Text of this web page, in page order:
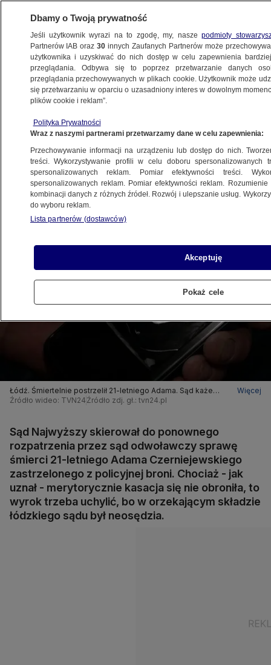
POZNAŃ
Sprawa wraca do sądu, powodem
neosędzia
10.06.2025, 15:16Aktualizacja:10.06.2025, 16:21
Posłuchaj artykułu
Czyta lektor AI
Łódź. Śmiertelnie postrzelił 21-letniego Adama. Sąd każe
powtórzyć proces
Więcej
Źródło wideo: TVN24 Źródło zdj. gł.: tvn24.pl
Sąd Najwyższy skierował do ponownego
rozpatrzenia przez sąd odwoławczy sprawę
śmierci 21-letniego Adama Czerniejewskiego
zastrzelonego z policyjnej broni. Chociaż - jak
uznał - merytorycznie kasacja się nie obroniła, to
wyrok trzeba uchylić, bo w orzekającym składzie
łódzkiego sądu był neosędzia.
Dbamy o Twoją prywatność
Jeśli użytkownik wyrazi na to zgodę, my, naszepodmioty
Partnerów IAB oraz30 innych Zaufanych Partnerów może
użytkownika i uzyskiwać do nich dostęp w celu zapewnienia
przeglądania. Odbywa się to poprzez przetwarzanie danych
przeglądania przechowywanych w plikach cookie. Użytkownik może
się przetwarzaniu w oparciu o uzasadniony interes w dowolnym
plików cookie i reklam”.
Polityka Prywatności
Wraz z naszymi partnerami przetwarzamy dane w celu zapewnienia:
Przechowywanie informacji na urządzeniu lub dostęp do nich.
treści. Wykorzystywanie profili w celu doboru spersonalizowanych
spersonalizowanych reklam. Pomiar efektywności treści.
spersonalizowanych reklam. Pomiar efektywności reklam.
kombinacji danych z różnych źródeł. Rozwój i ulepszanie usług.
do wyboru reklam.
Lista partnerów (dostawców)
Akceptuję
Pokaż cele